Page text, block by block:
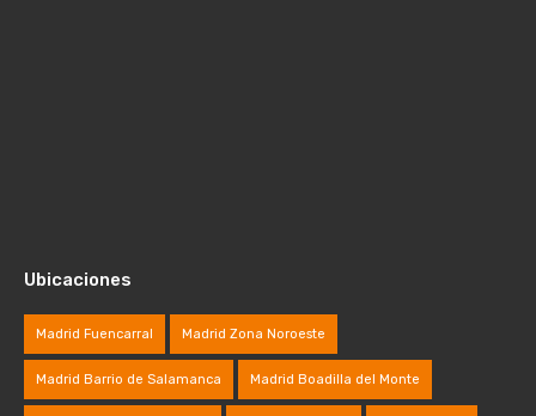
Ubicaciones
Madrid Fuencarral Madrid Zona Noroeste
Madrid Barrio de Salamanca Madrid Boadilla del Monte